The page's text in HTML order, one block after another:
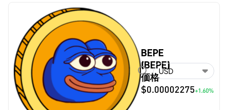
BEPE
(BEPE)
価格
$0.00002275+1.60%
USD